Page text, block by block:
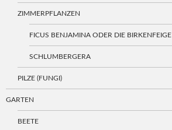
ZIMMERPFLANZEN
FICUS BENJAMINA ODER DIE BIRKENFEIGE
SCHLUMBERGERA
PILZE (FUNGI)
GARTEN
BEETE